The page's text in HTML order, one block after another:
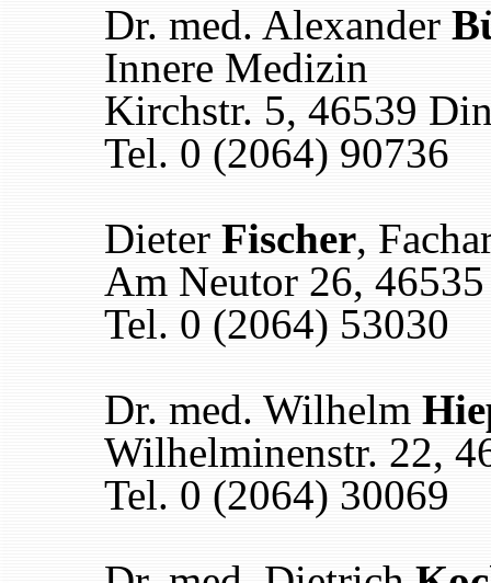
Dr. med. Alexander
Innere Medizin
Kirchstr. 5, 46539
Tel. 0 (2064) 90736
Dieter Fischer,
Am Neutor 26,
Tel. 0 (2064) 53030
Dr. med. Wilhelm
Wilhelminenstr. 22,
Tel. 0 (2064) 30069